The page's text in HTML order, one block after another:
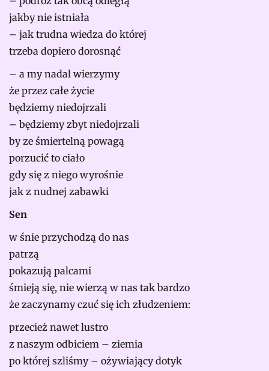
jakby nie istniała
– jak trudna wiedza do której
trzeba dopiero dorosnąć
– a my nadal wierzymy
że przez całe życie
będziemy niedojrzali
– będziemy zbyt niedojrzali
by ze śmiertelną powagą
porzucić to ciało
gdy się z niego wyrośnie
jak z nudnej zabawki
Sen
w śnie przychodzą do nas
patrzą
pokazują palcami
śmieją się, nie wierzą w nas tak bardzo
że zaczynamy czuć się ich złudzeniem:
przecież nawet lustro
z naszym odbiciem – ziemia
po której szliśmy – ożywiający dotyk